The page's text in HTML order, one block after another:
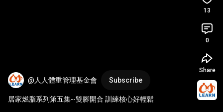
@人人體重管理基金會 Subscribe
居家燃脂系列第五集--雙腳開合 訓練核心好輕鬆
13
0
Share